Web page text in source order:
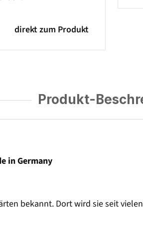
direkt zum Produkt
Produkt-
in Germany
bekannt. Dort wird sie seit